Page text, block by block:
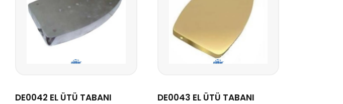
DE0042 EL ÜTÜ TABANI
DE0043 EL ÜTÜ TABANI